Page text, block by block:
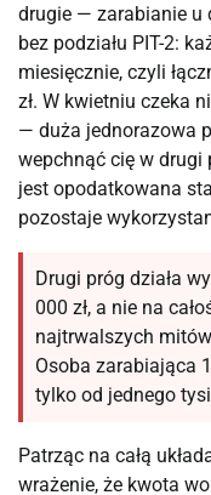
drugie — zarabianie u
bez podziału PIT-2:
miesięcznie, czyli
zł. W kwietniu czeka
— duża jednorazowa
wepchnąć cię w drugi
jest opodatkowana
pozostaje
Drugi próg działa
000 zł, a nie na
najtrwalszych
Osoba zarabiająca
tylko od jednego
Patrząc na całą
wrażenie, że kwota